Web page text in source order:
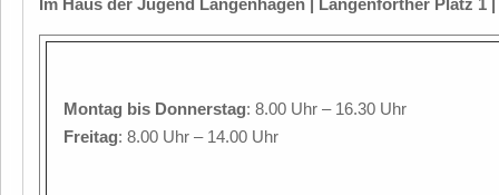
Im Haus der Jugend Langenhagen | Langenforther Platz 1
Montag bis Donnerstag: 8.00 Uhr – 16.30 Uhr
Freitag: 8.00 Uhr – 14.00 Uhr